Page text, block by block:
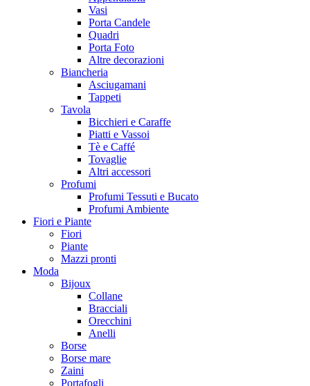
Vasi
Porta Candele
Quadri
Porta Foto
Altre decorazioni
Biancheria
Asciugamani
Tappeti
Tavola
Bicchieri e Caraffe
Piatti e Vassoi
Tè e Caffé
Tovaglie
Altri accessori
Profumi
Profumi Tessuti e Bucato
Profumi Ambiente
Fiori e Piante
Fiori
Piante
Mazzi pronti
Moda
Bijoux
Collane
Bracciali
Orecchini
Anelli
Borse
Borse mare
Zaini
Portafogli